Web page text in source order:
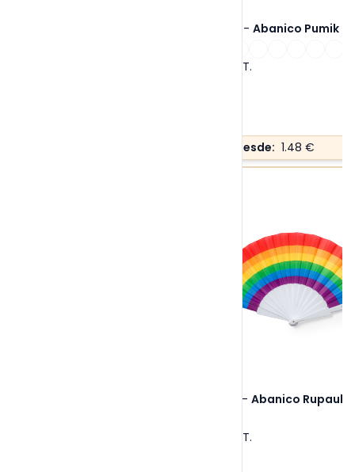
- Abanico Pumik
S/T.
Precio desde: 1.48 €
- Abanico Rupaul
S/T.